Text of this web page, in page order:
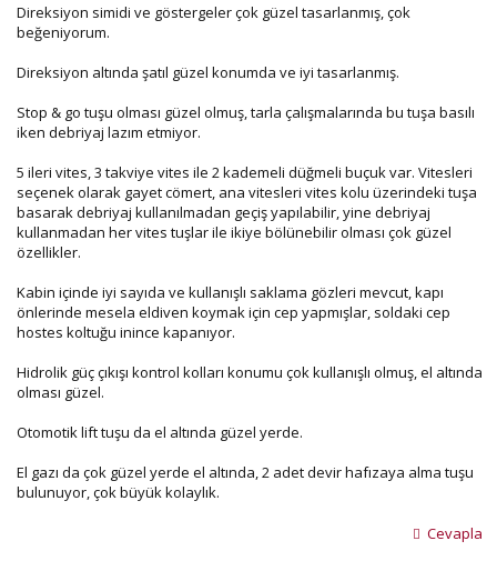
Direksiyon simidi ve göstergeler çok güzel tasarlanmış, çok
beğeniyorum.
Direksiyon altında şatıl güzel konumda ve iyi tasarlanmış.
Stop & go tuşu olması güzel olmuş, tarla çalışmalarında bu tuşa basılı
iken debriyaj lazım etmiyor.
5 ileri vites, 3 takviye vites ile 2 kademeli düğmeli buçuk var. Vitesleri
seçenek olarak gayet cömert, ana vitesleri vites kolu üzerindeki tuşa
basarak debriyaj kullanılmadan geçiş yapılabilir, yine debriyaj
kullanmadan her vites tuşlar ile ikiye bölünebilir olması çok güzel
özellikler.
Kabin içinde iyi sayıda ve kullanışlı saklama gözleri mevcut, kapı
önlerinde mesela eldiven koymak için cep yapmışlar, soldaki cep
hostes koltuğu inince kapanıyor.
Hidrolik güç çıkışı kontrol kolları konumu çok kullanışlı olmuş, el altında
olması güzel.
Otomotik lift tuşu da el altında güzel yerde.
El gazı da çok güzel yerde el altında, 2 adet devir hafızaya alma tuşu
bulunuyor, çok büyük kolaylık.
Cevapla